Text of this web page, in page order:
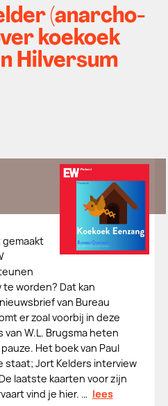
(anarcho-
koekoek
Hilversum
gemaakt
worden? Dat kan
van Bureau
er zoal voorbij in deze
W.L. Brugsma heten
Het boek van Paul
staat; Jort Kelders interview
laatste kaarten voor zijn
vind je hier. … lees